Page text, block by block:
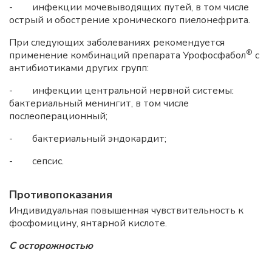
- инфекции мочевыводящих путей, в том числе
острый и обострение хронического пиелонефрита.
При следующих заболеваниях рекомендуется
применение комбинаций препарата Урофосфабол® с
антибиотиками других групп:
- инфекции центральной нервной системы:
бактериальный менингит, в том числе
послеоперационный;
- бактериальный эндокардит;
- сепсис.
Противопоказания
Индивидуальная повышенная чувствительность к
фосфомицину, янтарной кислоте.
С осторожностью